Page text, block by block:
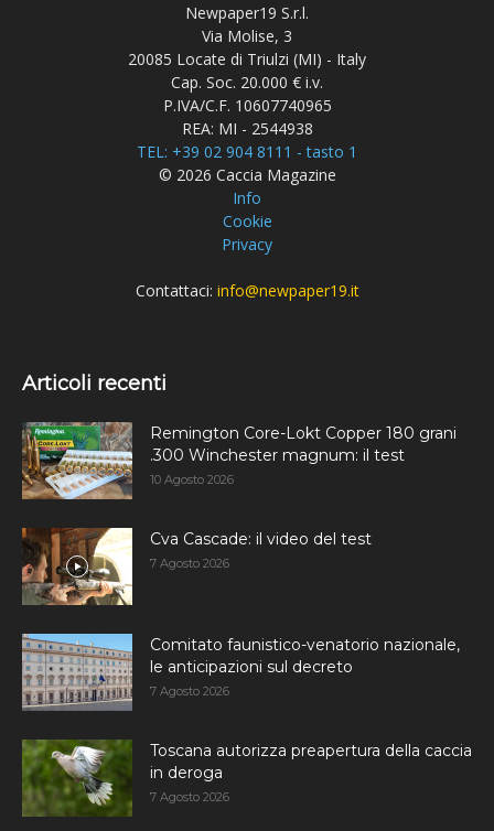
Newpaper19 S.r.l.
Via Molise, 3
20085 Locate di Triulzi (MI) - Italy
Cap. Soc. 20.000 € i.v.
P.IVA/C.F. 10607740965
REA: MI - 2544938
TEL: +39 02 904 8111 - tasto 1
© 2026 Caccia Magazine
Info
Cookie
Privacy
Contattaci: info@newpaper19.it
Articoli recenti
Remington Core-Lokt Copper 180 grani
.300 Winchester magnum: il test
10 Agosto 2026
Cva Cascade: il video del test
7 Agosto 2026
Comitato faunistico-venatorio nazionale,
le anticipazioni sul decreto
7 Agosto 2026
Toscana autorizza preapertura della caccia
in deroga
7 Agosto 2026